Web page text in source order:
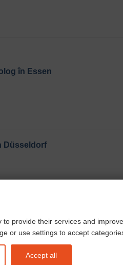
în Essen
Düsseldorf
provide their services and
or use settings to accept
Accept all